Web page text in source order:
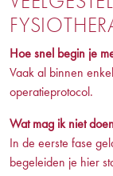
Hoe snel begin je
Vaak al binnen
operatieprotocol.
Wat mag ik niet
In de eerste fase
begeleiden je hier